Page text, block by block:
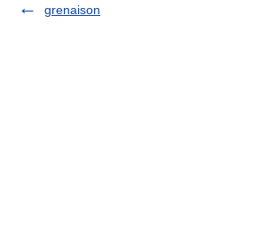
grenaison